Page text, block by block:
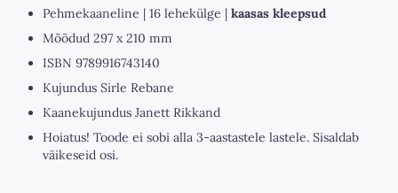
Pehmekaaneline | 16 lehekülge | kaasas kleepsud
Mõõdud 297 x 210 mm
ISBN 9789916743140
Kujundus Sirle Rebane
Kaanekujundus Janett Rikkand
Hoiatus! Toode ei sobi alla 3-aastastele lastele. Sisaldab
väikeseid osi.